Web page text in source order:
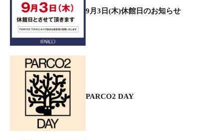
9月3日(木)休館日のお知らせ
PARCO2 DAY